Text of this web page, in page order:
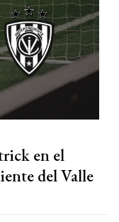
en el
del Valle